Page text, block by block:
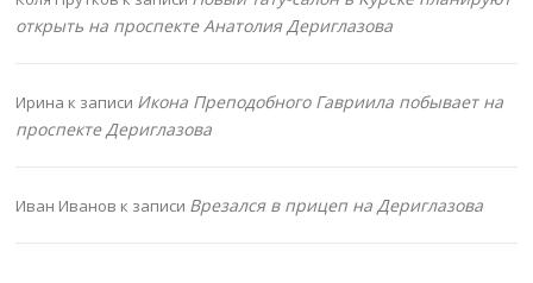
открыть на проспекте Анатолия Дериглазова
Ирина к записи Икона Преподобного Гавриила побывает на
проспекте Дериглазова
Иван Иванов к записи Врезался в прицеп на Дериглазова